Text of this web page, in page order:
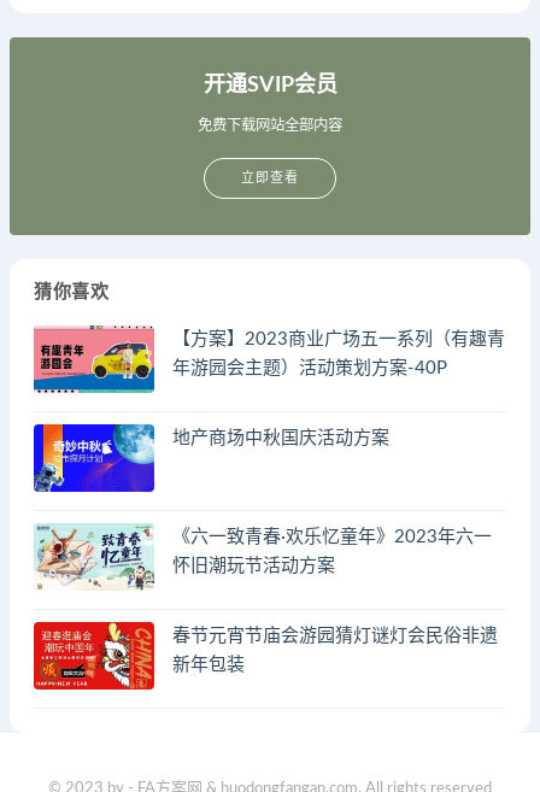
开通SVIP会员
免费下载网站全部内容
立即查看
猜你喜欢
【方案】2023商业广场五一系列（有趣青
年游园会主题）活动策划方案-40P
地产商场中秋国庆活动方案
《六一致青春·欢乐忆童年》2023年六一
怀旧潮玩节活动方案
春节元宵节庙会游园猜灯谜灯会民俗非遗
新年包装